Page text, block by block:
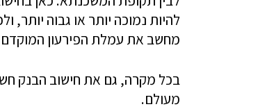
להיות נמוכה יותר או גבוה
מחשב את עמלת הפירעון המוקדם
בכל מקרה, גם את חישוב הבנק
מעולם.